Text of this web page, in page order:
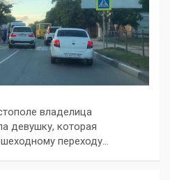
владелица
девушку, которая
переходу…